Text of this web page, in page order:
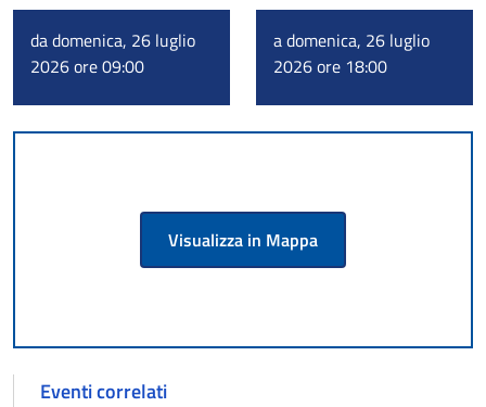
da domenica, 26 luglio
2026 ore 09:00
a domenica, 26 luglio
2026 ore 18:00
Visualizza in Mappa
Eventi correlati